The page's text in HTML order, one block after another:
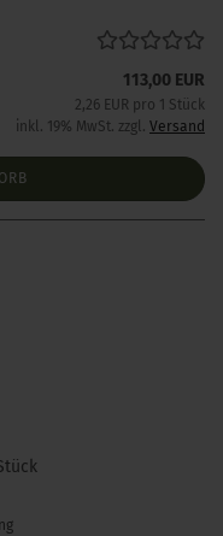
113,00 EUR
2,26 EUR pro 1 Stück
inkl. 19% MwSt. zzgl. Versand